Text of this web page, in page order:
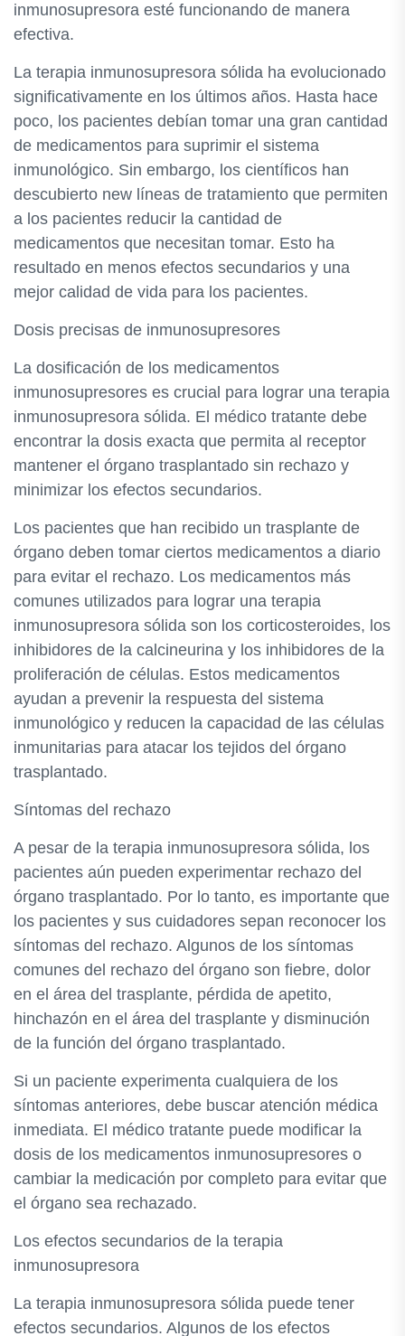
inmunosupresora esté funcionando de manera
efectiva.
La terapia inmunosupresora sólida ha evolucionado
significativamente en los últimos años. Hasta hace
poco, los pacientes debían tomar una gran cantidad
de medicamentos para suprimir el sistema
inmunológico. Sin embargo, los científicos han
descubierto new líneas de tratamiento que permiten
a los pacientes reducir la cantidad de
medicamentos que necesitan tomar. Esto ha
resultado en menos efectos secundarios y una
mejor calidad de vida para los pacientes.
Dosis precisas de inmunosupresores
La dosificación de los medicamentos
inmunosupresores es crucial para lograr una terapia
inmunosupresora sólida. El médico tratante debe
encontrar la dosis exacta que permita al receptor
mantener el órgano trasplantado sin rechazo y
minimizar los efectos secundarios.
Los pacientes que han recibido un trasplante de
órgano deben tomar ciertos medicamentos a diario
para evitar el rechazo. Los medicamentos más
comunes utilizados para lograr una terapia
inmunosupresora sólida son los corticosteroides, los
inhibidores de la calcineurina y los inhibidores de la
proliferación de células. Estos medicamentos
ayudan a prevenir la respuesta del sistema
inmunológico y reducen la capacidad de las células
inmunitarias para atacar los tejidos del órgano
trasplantado.
Síntomas del rechazo
A pesar de la terapia inmunosupresora sólida, los
pacientes aún pueden experimentar rechazo del
órgano trasplantado. Por lo tanto, es importante que
los pacientes y sus cuidadores sepan reconocer los
síntomas del rechazo. Algunos de los síntomas
comunes del rechazo del órgano son fiebre, dolor
en el área del trasplante, pérdida de apetito,
hinchazón en el área del trasplante y disminución
de la función del órgano trasplantado.
Si un paciente experimenta cualquiera de los
síntomas anteriores, debe buscar atención médica
inmediata. El médico tratante puede modificar la
dosis de los medicamentos inmunosupresores o
cambiar la medicación por completo para evitar que
el órgano sea rechazado.
Los efectos secundarios de la terapia
inmunosupresora
La terapia inmunosupresora sólida puede tener
efectos secundarios. Algunos de los efectos